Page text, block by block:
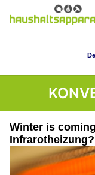
Winter is
Infrarotheizung?